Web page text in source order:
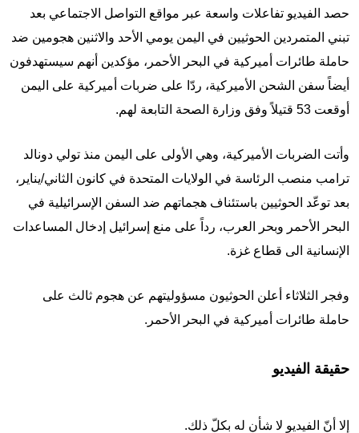
حصد الفيديو تفاعلات واسعة عبر مواقع التواصل الاجتماعي بعد
تبني المتمردين الحوثيين في اليمن يومي الأحد والاثنين هجومين ضد
حاملة طائرات أميركية في البحر الأحمر، مؤكدين أنهم سيستهدفون
أيضاً سفن الشحن الأميركية، ردّا على ضربات أميركية على اليمن
أوقعت 53 قتيلاً وفق وزارة الصحة التابعة لهم.
وأتت الضربات الأميركية، وهي الأولى على اليمن منذ تولي دونالد
ترامب منصب الرئاسة في الولايات المتحدة في كانون الثاني/يناير،
بعد توعّد الحوثيين باستئناف هجماتهم ضد السفن الإسرائيلية في
البحر الأحمر وبحر العرب، رداً على منع إسرائيل إدخال المساعدات
الإنسانية الى قطاع غزة.
وفجر الثلاثاء أعلن الحوثيون مسؤوليتهم عن هجوم ثالث على
حاملة طائرات أميركية في البحر الأحمر.
حقيقة الفيديو
إلا أنّ الفيديو لا شأن له بكلّ ذلك.